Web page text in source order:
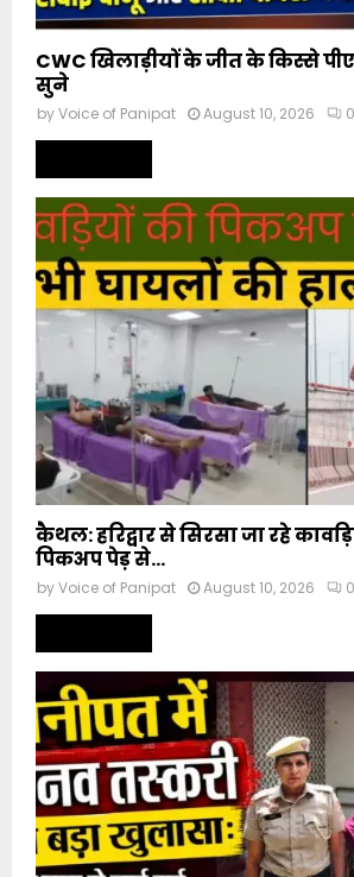
CWC खिलाड़ीयों के जीत के किस्से
सुने
byVoice of Panipat August 10, 2026 0
कैथल: हरिद्वार से सिरसा जा रहे
पिकअप पेड़ से...
byVoice of Panipat August 10, 2026 0